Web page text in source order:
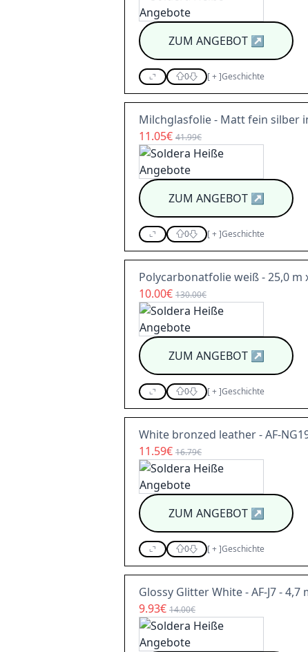
ZUM ANGEBOT↗
0 [+]Geschichte
Milchglasfolie - Matt fein silber
11.05€ 41.99€
ZUM ANGEBOT↗
0 [+]Geschichte
Polycarbonatfolie weiß - 25,0 m
10.00€ 130.00€
ZUM ANGEBOT↗
0 [+]Geschichte
White bronzed leather - AF-
11.59€ 16.79€
ZUM ANGEBOT↗
0 [+]Geschichte
Glossy Glitter White - AF-J7 - 4,7
9.93€ 14.00€